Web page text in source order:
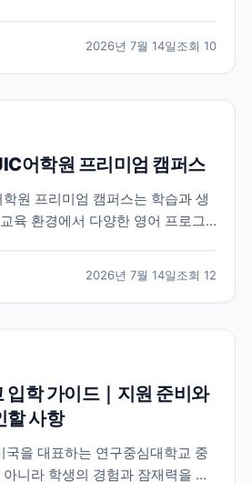
2026년 7월 14일조회 10
어학원 프리미엄 캠퍼스
원 프리미엄 캠퍼스는 학습과 생
육 환경에서 다양한 영어 프로그
2026년 7월 14일조회 12
입학 가이드｜지원 준비와
할 사항
국을 대표하는 연구중심대학교 중
니라 학생의 경험과 잠재력을 종